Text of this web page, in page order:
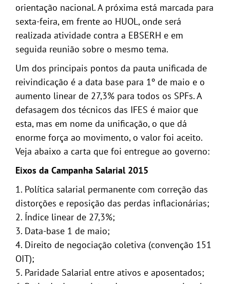
orientação nacional. A próxima está marcada para
sexta-feira, em frente ao HUOL, onde será
realizada atividade contra a EBSERH e em
seguida reunião sobre o mesmo tema.
Um dos principais pontos da pauta unificada de
reivindicação é a data base para 1º de maio e o
aumento linear de 27,3% para todos os SPFs. A
defasagem dos técnicos das IFES é maior que
esta, mas em nome da unificação, o que dá
enorme força ao movimento, o valor foi aceito.
Veja abaixo a carta que foi entregue ao governo:
Eixos da Campanha Salarial 2015
1. Política salarial permanente com correção das
distorções e reposição das perdas inflacionárias;
2. Índice linear de 27,3%;
3. Data-base 1 de maio;
4. Direito de negociação coletiva (convenção 151
OIT);
5. Paridade Salarial entre ativos e aposentados;